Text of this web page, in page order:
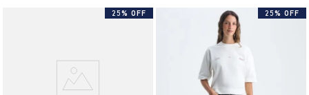
25% OFF 25% OFF